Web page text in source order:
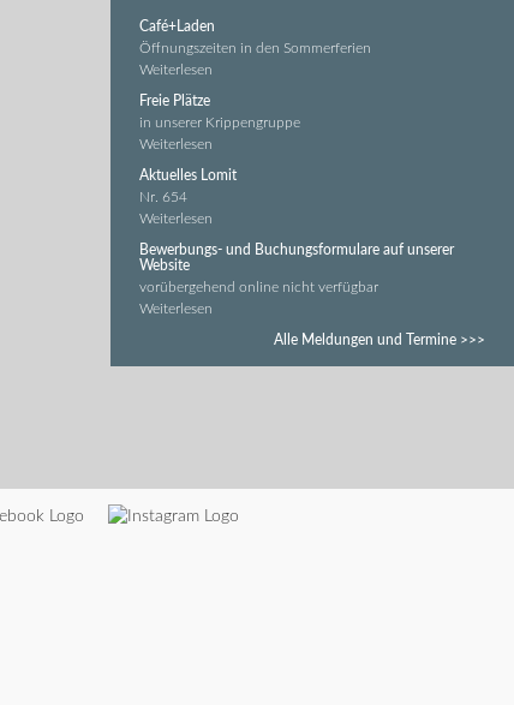
Café+Laden
Öffnungszeiten in den Sommerferien
Weiterlesen
Freie Plätze
in unserer Krippengruppe
Weiterlesen
Aktuelles Lomit
Nr. 654
Weiterlesen
Bewerbungs- und Buchungsformulare auf unserer
Website
vorübergehend online nicht verfügbar
Weiterlesen
Alle Meldungen und Termine >>>